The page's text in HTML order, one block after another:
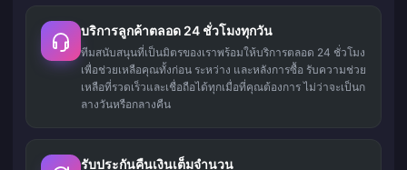
บริการลูกค้าตลอด 24 ชั่วโมงทุกวัน
ทีมสนับสนุนที่เป็นมิตรของเราพร้อมให้บริการตลอด 24 ชั่วโมง
เพื่อช่วยเหลือคุณทั้งก่อน ระหว่าง และหลังการซื้อ รับความช่วย
เหลือที่รวดเร็วและเชื่อถือได้ทุกเมื่อที่คุณต้องการ ไม่ว่าจะเป็นก
ลางวันหรือกลางคืน
รับประกันคืนเงินเต็มจำนวน